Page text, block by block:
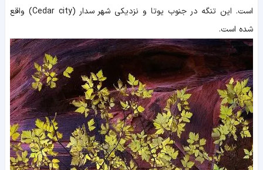
است. این تنگه در جنوب یوتا و نزدیکی شهر سدار (Cedar city) واقع
شده است.